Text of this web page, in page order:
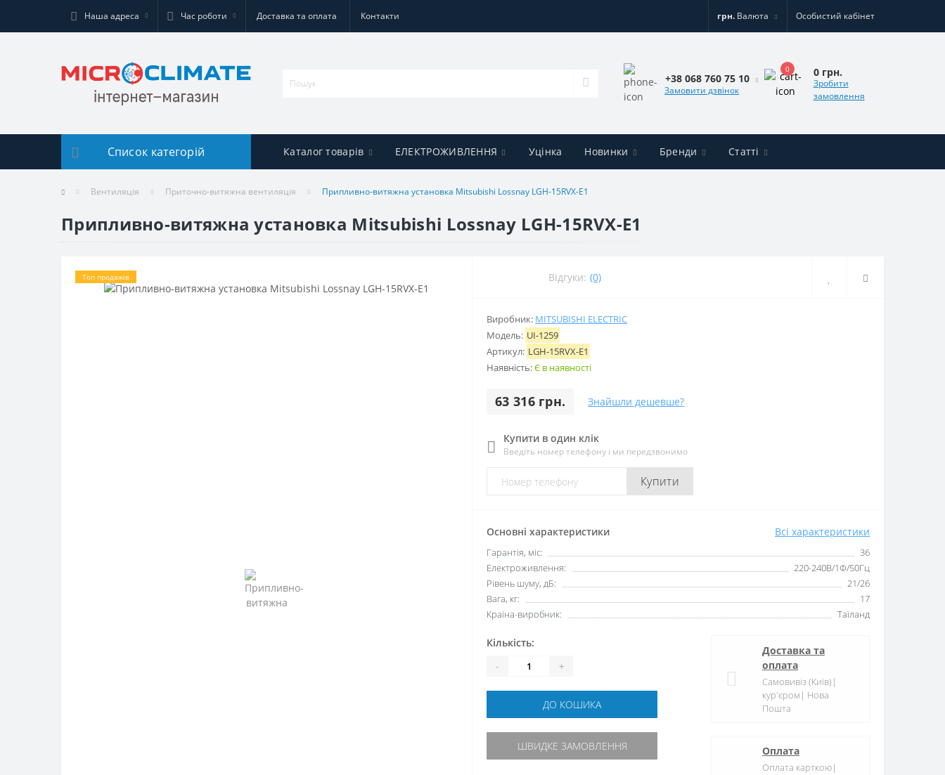
Наша адреса Час роботи Доставка та оплата Контакти грн. Валюта Особистий кабінет
+38 068 760 75 10
Замовити дзвінок
0 0 грн.
Зробити
замовлення
Список категорій Каталог товарів ЕЛЕКТРОЖИВЛЕННЯ Уцінка Новинки Бренди Статті
Вентиляція Приточно-витяжна вентиляція Припливно-витяжна установка Mitsubishi Lossnay LGH-15RVX-E1
Припливно-витяжна установка Mitsubishi Lossnay LGH-15RVX-E1
Топ продажів Відгуки: (0)
Виробник: MITSUBISHI ELECTRIC
Модель: UI-1259
Артикул: LGH-15RVX-E1
Наявність:Є в наявності
63 316 грн. Знайшли дешевше?
Купити в один клік
Введіть номер телефону і ми передзвонимо
Купити
Основні характеристики Всі характеристики
Гарантія, міс:
36
Електроживлення:
220-240В/1Ф/50Гц
Рівень шуму, дБ:
21/26
Вага, кг:
17
Країна-виробник:
Таїланд
Кількість:
- +
ДО КОШИКА
ШВИДКЕ ЗАМОВЛЕННЯ
Доставка та
оплата
Самовивіз (Київ)|
кур'єром| Нова
Пошта
Оплата
Оплата карткою|